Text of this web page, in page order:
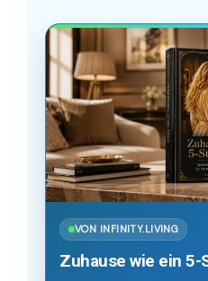
VON INFINITY.LIVING
Zuhause wie ein